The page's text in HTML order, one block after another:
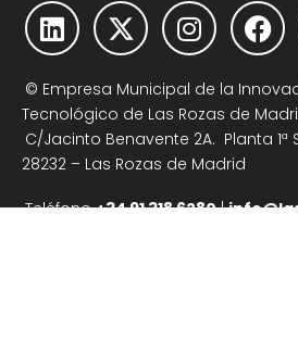
© Empresa Municipal de la
Tecnológico de Las Rozas de
C/Jacinto Benavente 2A. Planta 1ª
28232 – Las Rozas de Madrid
Teléfono+34 91 318 6280|